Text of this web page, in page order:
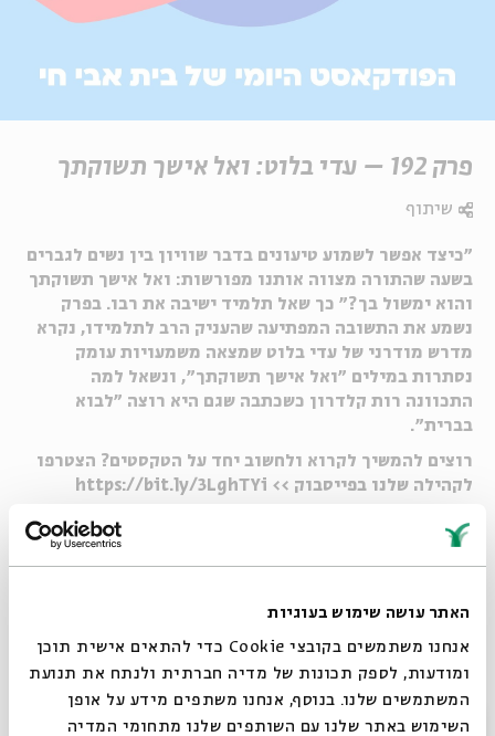
האתר עושה שימוש בעוגיות
אנחנו משתמשים בקובצי Cookie כדי להתאים אישית תוכן
ומודעות, לספק תכונות של מדיה חברתית ולנתח את תנועת
המשתמשים שלנו. בנוסף, אנחנו משתפים מידע על אופן
השימוש באתר שלנו עם השותפים שלנו מתחומי המדיה
פרק 192 – עדי בלוט: ואל אישך תשוקתך
״כיצד אפשר לשמוע טיעונים בדבר שוויון בין נשים לגברים
בשעה שהתורה מצווה אותנו מפורשות: ואל אישך תשוקתך
והוא ימשול בך?״ כך שאל תלמיד ישיבה את רבו. בפרק
נשמע את התשובה המפתיעה שהעניק הרב לתלמידו, נקרא
מדרש מודרני של עדי בלוט שמצאה משמעויות עומק
נסתרות במילים ״ואל אישך תשוקתך״, ונשאל למה
התכוונה רות קלדרון כשכתבה שגם היא רוצה ״לבוא
בברית״.
רוצים להמשיך לקרוא ולחשוב יחד על הטקסטים? הצטרפו
לקהילה שלנו בפייסבוק >> https://bit.ly/3LghTYi
לפלייליסט מתעדכן עם השירים המתנגנים בפרקים >>
https://spoti.fi/4fAsme6
שיתוף
לקבלת עדכונים על פרק חדש ב- Whatsapp
Email
סגור